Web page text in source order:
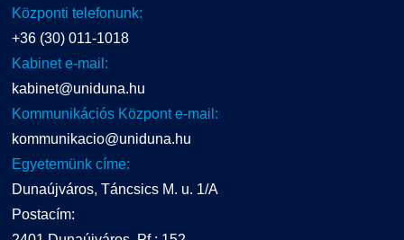
Központi telefonunk:
+36 (30) 011-1018
Kabinet e-mail:
kabinet@uniduna.hu
Kommunikációs Központ e-mail:
kommunikacio@uniduna.hu
Egyetemünk címe:
Dunaújváros, Táncsics M. u. 1/A
Postacím: